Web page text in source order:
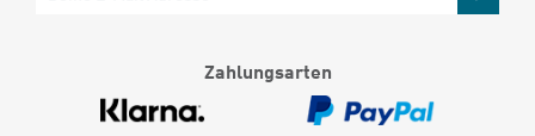
Zahlungsarten